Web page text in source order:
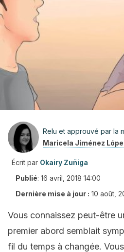
Relu et approuvé par la
Maricela Jiménez
Écrit par Okairy Zuñiga
Publié: 16 avril, 2018 14:00
Dernière mise à jour : 10 août,
Vous connaissez peut-être
premier abord semblait
fil du temps à changée.